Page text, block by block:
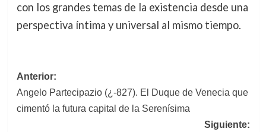
con los grandes temas de la existencia desde una
perspectiva íntima y universal al mismo tiempo.
Navegación
de
Anterior:
Angelo Partecipazio (¿-827). El Duque de Venecia que
cimentó la futura capital de la Serenísima
Siguiente: